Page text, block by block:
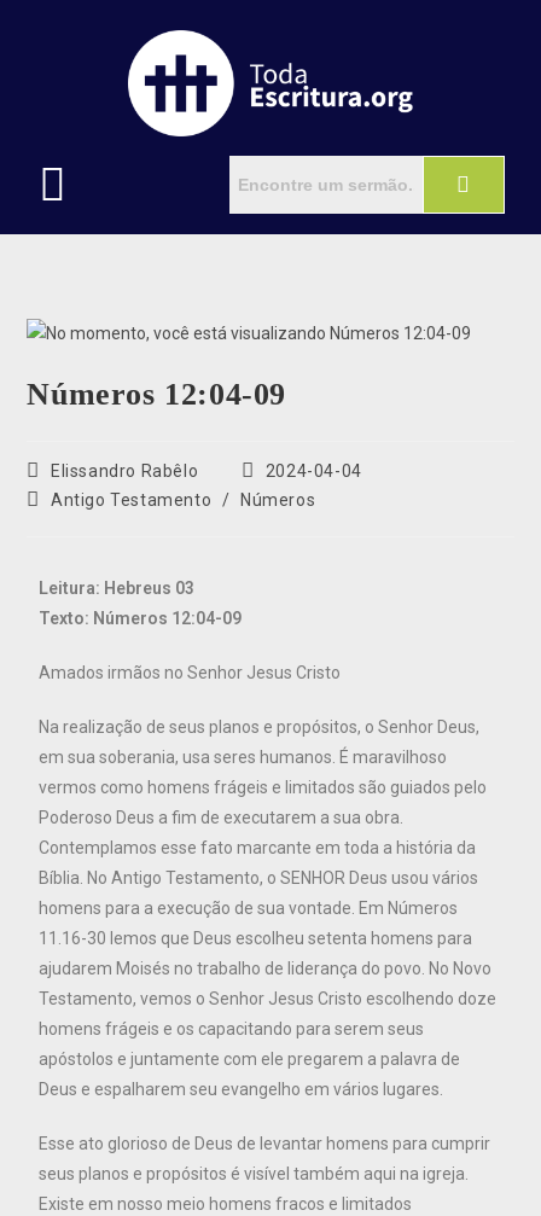
Números 12:04-09
Elissandro Rabêlo
2024-04-04
Antigo Testamento
/ Números
Leitura: Hebreus 03
Texto: Números 12:04-09
Amados irmãos no Senhor Jesus Cristo
Na realização de seus planos e propósitos, o Senhor Deus,
em sua soberania, usa seres humanos. É maravilhoso
vermos como homens frágeis e limitados são guiados pelo
Poderoso Deus a fim de executarem a sua obra.
Contemplamos esse fato marcante em toda a história da
Bíblia. No Antigo Testamento, o SENHOR Deus usou vários
homens para a execução de sua vontade. Em Números
11.16-30 lemos que Deus escolheu setenta homens para
ajudarem Moisés no trabalho de liderança do povo. No Novo
Testamento, vemos o Senhor Jesus Cristo escolhendo doze
homens frágeis e os capacitando para serem seus
apóstolos e juntamente com ele pregarem a palavra de
Deus e espalharem seu evangelho em vários lugares.
Esse ato glorioso de Deus de levantar homens para cumprir
seus planos e propósitos é visível também aqui na igreja.
Existe em nosso meio homens fracos e limitados